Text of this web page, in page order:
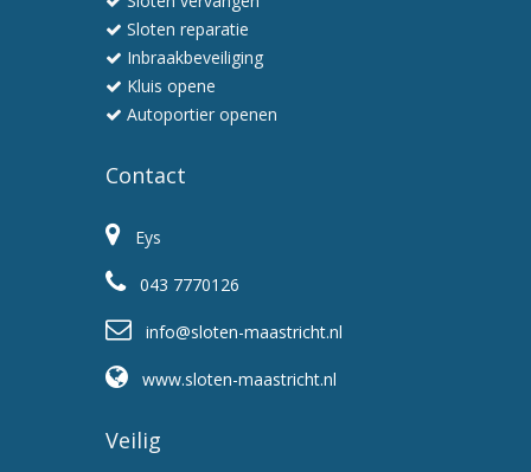
Sloten reparatie
Inbraakbeveiliging
Kluis opene
Autoportier openen
Contact
Eys
043 7770126
info@sloten-maastricht.nl
www.sloten-maastricht.nl
Veilig